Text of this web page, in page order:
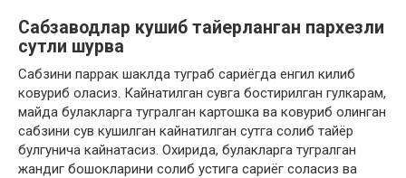
Сабзаводлар кушиб тайерланган пархезли
сутли шурва
Сабзини паррак шаклда туграб сариёгда енгил килиб
ковуриб оласиз. Кайнатилган сувга бостирилган гулкарам,
майда булакларга тугралган картошка ва ковуриб олинган
сабзини сув кушилган кайнатилган сутга солиб тайёр
булгунича кайнатасиз. Охирида, булакларга тугралган
жандиг бошокларини солиб устига сариёг соласиз ва